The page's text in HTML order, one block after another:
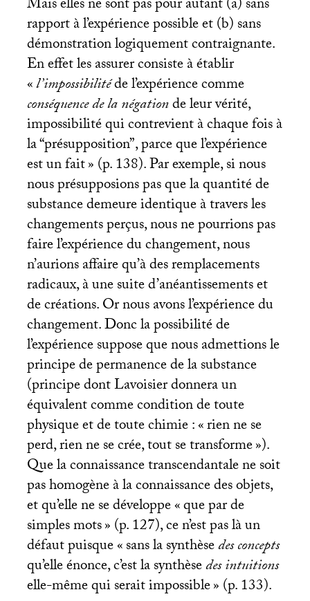
Mais elles ne sont pas pour autant (a) sans
rapport à l’expérience possible et (b) sans
démonstration logiquement contraignante.
En effet les assurer consiste à établir
«l’impossibilitéde l’expérience comme
conséquence de la négationde leur vérité,
impossibilité qui contrevient à chaque fois à
la “présupposition”, parce que l’expérience
est un fait» (p. 138). Par exemple, si nous
nous présupposions pas que la quantité de
substance demeure identique à travers les
changements perçus, nous ne pourrions pas
faire l’expérience du changement, nous
n’aurions affaire qu’à des remplacements
radicaux, à une suite d’anéantissements et
de créations. Or nous avons l’expérience du
changement. Donc la possibilité de
l’expérience suppose que nous admettions le
principe de permanence de la substance
(principe dont Lavoisier donnera un
équivalent comme condition de toute
physique et de toute chimie : «rien ne se
perd, rien ne se crée, tout se transforme»).
Que la connaissance transcendantale ne soit
pas homogène à la connaissance des objets,
et qu’elle ne se développe «que par de
simples mots» (p. 127), ce n’est pas là un
défaut puisque «sans la synthèsedes concepts
qu’elle énonce, c’est la synthèsedes intuitions
elle-même qui serait impossible» (p. 133).